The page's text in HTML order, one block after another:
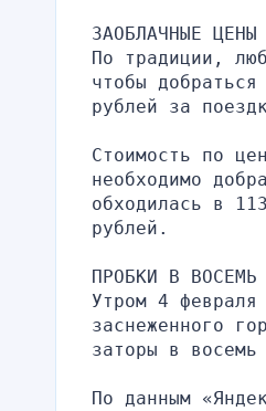
ЗАОБЛАЧНЫЕ
По традиции,
чтобы
рублей за
Стоимость по
необходимо
обходилась в
рублей.
ПРОБКИ В ВОСЕМЬ
Утром 4 февраля
заснеженного
заторы в восемь
По данным